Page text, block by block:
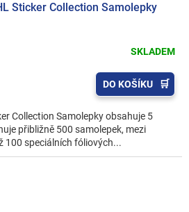
Sticker Collection Samolepky
SKLADEM
DO KOŠÍKU
Collection Samolepky obsahuje 5
přibližně 500 samolepek, mezi
100 speciálních fóliových...